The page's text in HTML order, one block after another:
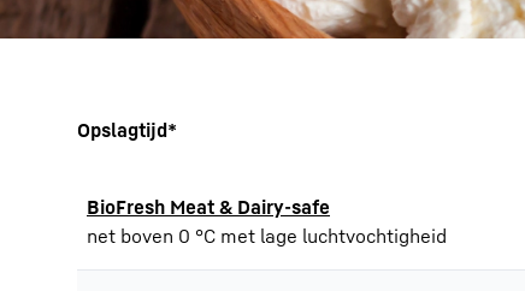
Opslagtijd*
BioFresh Meat & Dairy-safe
net boven 0 °C met lage luchtvochtigheid